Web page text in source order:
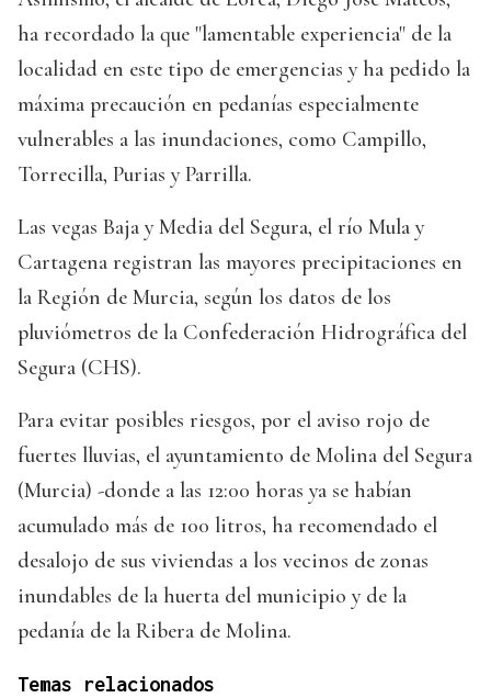
ha recordado la que "lamentable experiencia" de la
localidad en este tipo de emergencias y ha pedido la
máxima precaución en pedanías especialmente
vulnerables a las inundaciones, como Campillo,
Torrecilla, Purias y Parrilla.
Las vegas Baja y Media del Segura, el río Mula y
Cartagena registran las mayores precipitaciones en
la Región de Murcia, según los datos de los
pluviómetros de la Confederación Hidrográfica del
Segura (CHS).
Para evitar posibles riesgos, por el aviso rojo de
fuertes lluvias, el ayuntamiento de Molina del Segura
(Murcia) -donde a las 12:00 horas ya se habían
acumulado más de 100 litros, ha recomendado el
desalojo de sus viviendas a los vecinos de zonas
inundables de la huerta del municipio y de la
pedanía de la Ribera de Molina.
Temas relacionados